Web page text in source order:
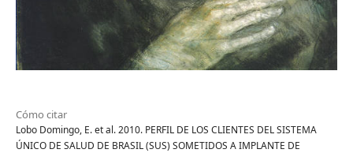
Cómo citar
Lobo Domingo, E. et al. 2010. PERFIL DE LOS CLIENTES DEL SISTEMA
ÚNICO DE SALUD DE BRASIL (SUS) SOMETIDOS A IMPLANTE DE